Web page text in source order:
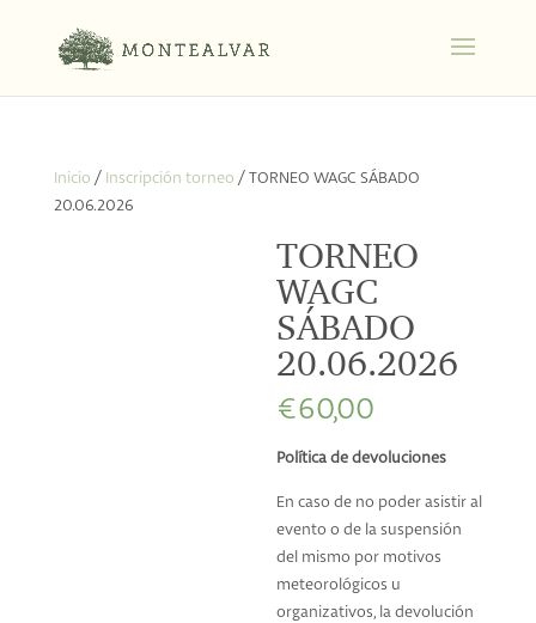
Inicio / Inscripción torneo / TORNEO WAGC SÁBADO
20.06.2026
TORNEO
WAGC
SÁBADO
20.06.2026
€60,00
Política de devoluciones
En caso de no poder asistir al
evento o de la suspensión
del mismo por motivos
meteorológicos u
organizativos, la devolución